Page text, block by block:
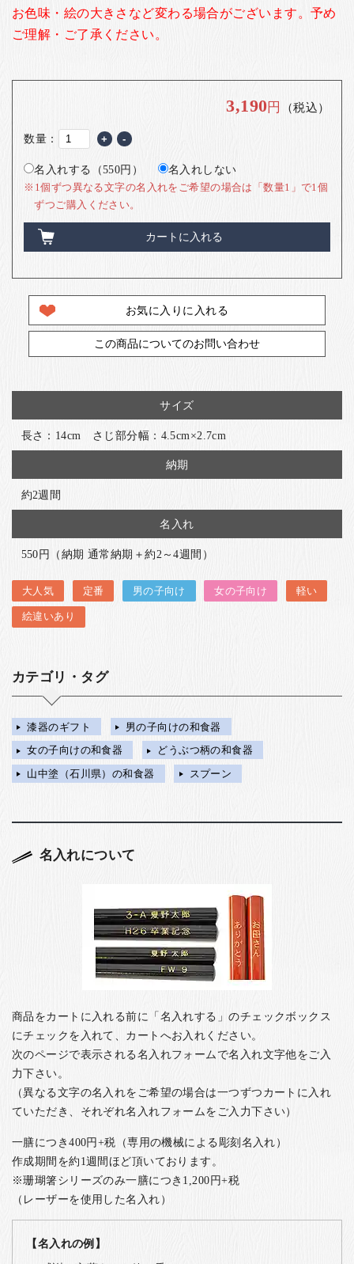
お色味・絵の大きさなど変わる場合がございます。 予め
ご理解・ご了承ください。
3,190円 （税込）
数量： + -
名入れする（550円） 名入れしない
※1個ずつ異なる文字の名入れをご希望の場合は「数量1」で1個
ずつご購入ください。
カートに入れる
お気に入りに入れる
この商品についてのお問い合わせ
サイズ
長さ：14cm さじ部分幅：4.5cm×2.7cm
納期
約2週間
名入れ
550円（納期 通常納期＋約2～4週間）
大人気 定番 男の子向け 女の子向け 軽い
絵違いあり
カテゴリ・タグ
漆器のギフト
男の子向けの和食器
女の子向けの和食器
どうぶつ柄の和食器
山中塗（石川県）の和食器
スプーン
名入れについて
商品をカートに入れる前に「名入れする」のチェックボックス
にチェックを入れて、カートへお入れください。
次のページで表示される名入れフォームで名入れ文字他をご入
力下さい。
（異なる文字の名入れをご希望の場合は一つずつカートに入れ
ていただき、それぞれ名入れフォームをご入力下さい）
一膳につき400円+税（専用の機械による彫刻名入れ）
作成期間を約1週間ほど頂いております。
※珊瑚箸シリーズのみ一膳につき1,200円+税
（レーザーを使用した名入れ）
【名入れの例】